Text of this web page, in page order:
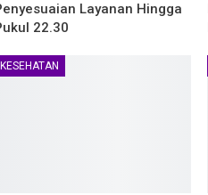
Layanan Hingga
22.30
KESEHATAN